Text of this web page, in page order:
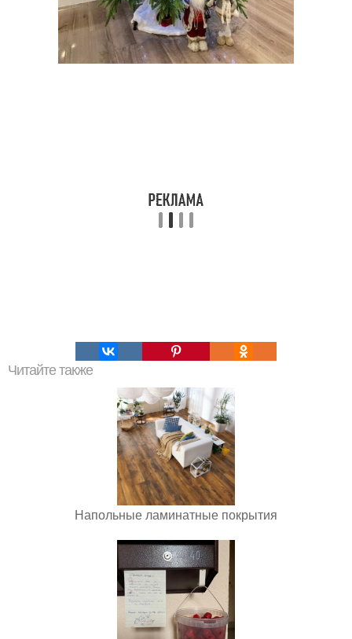
Читайте также
Напольные ламинатные покрытия